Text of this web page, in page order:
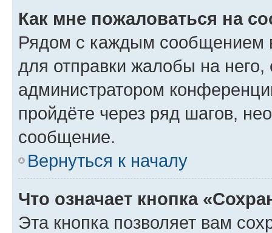
Как мне пожаловаться на
Рядом с каждым сообщением
для отправки жалобы на
администратором
пройдёте через ряд шагов,
сообщение.
Вернуться к началу
Что означает кнопка
Эта кнопка позволяет вам